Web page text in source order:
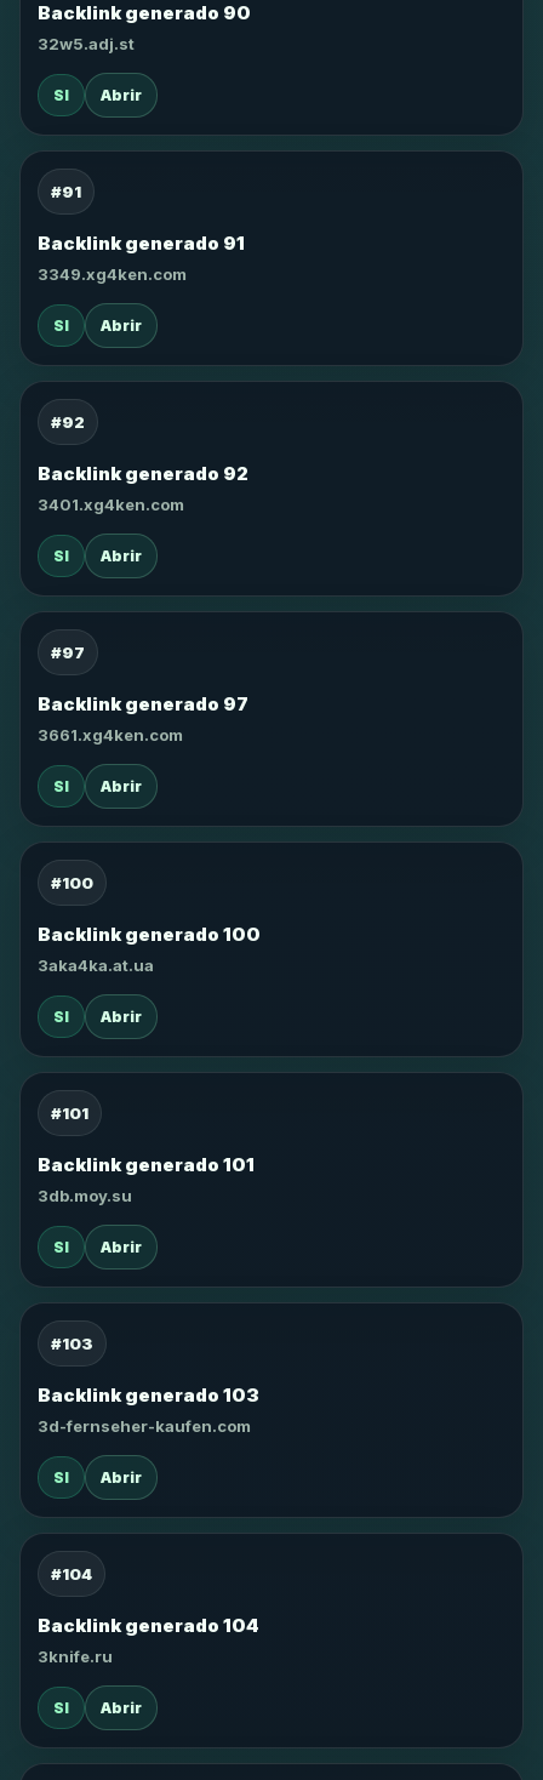
Backlink generado 90
32w5.adj.st
SI Abrir
#91
Backlink generado 91
3349.xg4ken.com
SI Abrir
#92
Backlink generado 92
3401.xg4ken.com
SI Abrir
#97
Backlink generado 97
3661.xg4ken.com
SI Abrir
#100
Backlink generado 100
3aka4ka.at.ua
SI Abrir
#101
Backlink generado 101
3db.moy.su
SI Abrir
#103
Backlink generado 103
3d-fernseher-kaufen.com
SI Abrir
#104
Backlink generado 104
3knife.ru
SI Abrir